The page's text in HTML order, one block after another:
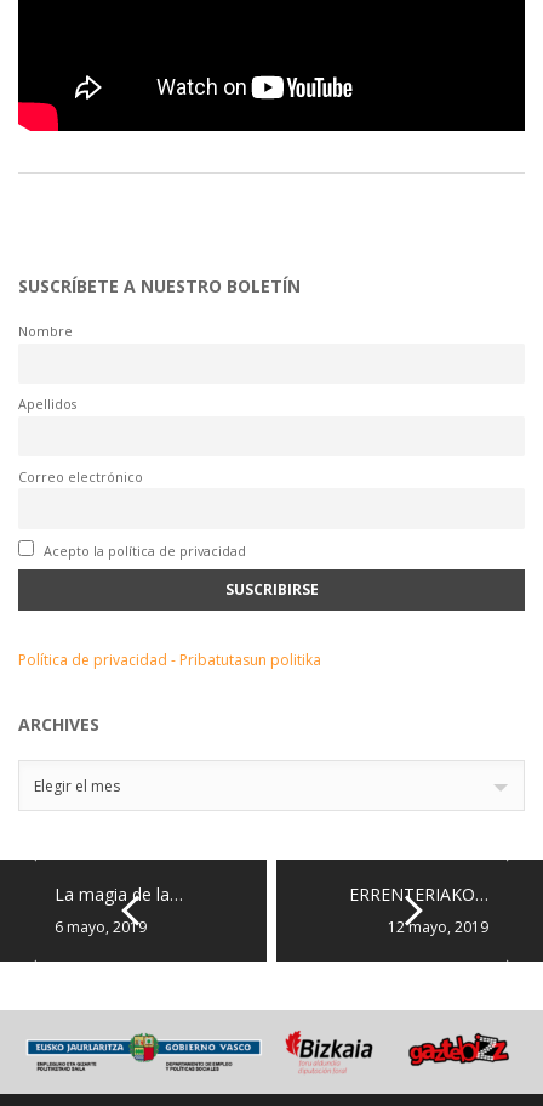
SUSCRÍBETE A NUESTRO BOLETÍN
Nombre
Apellidos
Correo electrónico
Acepto la política de privacidad
Política de privacidad - Pribatutasun politika
ARCHIVES
Elegir el mes
La magia de la…
6 mayo, 2019
ERRENTERIAKO…
12 mayo, 2019